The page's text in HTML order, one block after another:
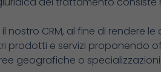
CRM, al fine di rendere
prodotti e servizi proponendo
geografiche o